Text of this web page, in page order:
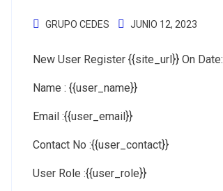
GRUPO CEDES JUNIO 12, 2023
New User Register {{site_url}} On
Name : {{user_name}}
Email :{{user_email}}
Contact No :{{user_contact}}
User Role :{{user_role}}